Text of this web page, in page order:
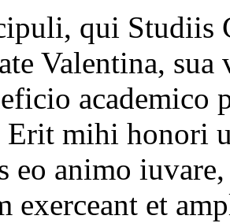
qui Studiis
Valentina, sua
academico
Erit mihi honori
eo animo
exerceant et